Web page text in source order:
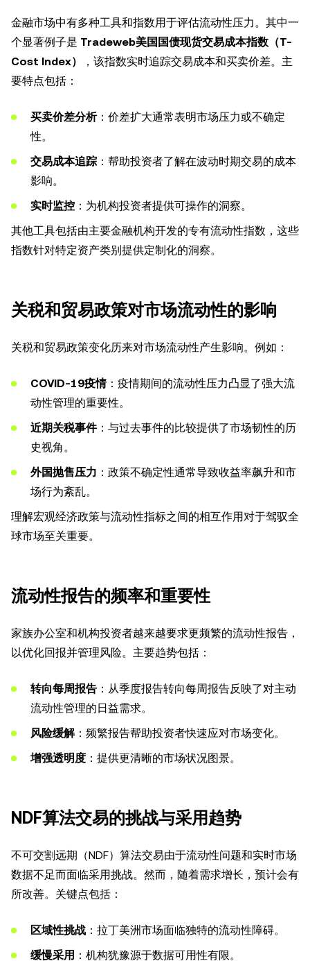
金融市场中有多种工具和指数用于评估流动性压力。其中一
个显著例子是 Tradeweb美国国债现货交易成本指数（T-
Cost Index）
，该指数实时追踪交易成本和买卖价差。主
要特点包括：
买卖价差分析：价差扩大通常表明市场压力或不确定
性。
交易成本追踪 ：帮助投资者了解在波动时期交易的成本
影响。
实时监控 ：为机构投资者提供可操作的洞察。
其他工具包括由主要金融机构开发的专有流动性指数，这些
指数针对特定资产类别提供定制化的洞察。
关税和贸易政策对市场流动性的影响
关税和贸易政策变化历来对市场流动性产生影响。例如：
COVID-19疫情：疫情期间的流动性压力凸显了强大流
动性管理的重要性。
近期关税事件：与过去事件的比较提供了市场韧性的历
史视角。
外国抛售压力 ：政策不确定性通常导致收益率飙升和市
场行为紊乱。
理解宏观经济政策与流动性指标之间的相互作用对于驾驭全
球市场至关重要。
流动性报告的频率和重要性
家族办公室和机构投资者越来越要求更频繁的流动性报告，
以优化回报并管理风险。主要趋势包括：
转向每周报告 ：从季度报告转向每周报告反映了对主动
流动性管理的日益需求。
风险缓解：频繁报告帮助投资者快速应对市场变化。
增强透明度 ：提供更清晰的市场状况图景。
NDF算法交易的挑战与采用趋势
不可交割远期（NDF）算法交易由于流动性问题和实时市场
数据不足而面临采用挑战。然而，随着需求增长，预计会有
所改善。关键点包括：
区域性挑战 ：拉丁美洲市场面临独特的流动性障碍。
缓慢采用 ：机构犹豫源于数据可用性有限。